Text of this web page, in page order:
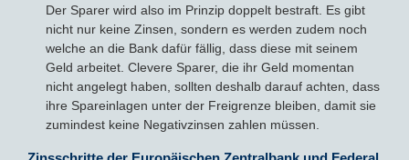
Der Sparer wird also im Prinzip doppelt bestraft. Es gibt
nicht nur keine Zinsen, sondern es werden zudem noch
welche an die Bank dafür fällig, dass diese mit seinem
Geld arbeitet. Clevere Sparer, die ihr Geld momentan
nicht angelegt haben, sollten deshalb darauf achten, dass
ihre Spareinlagen unter der Freigrenze bleiben, damit sie
zumindest keine Negativzinsen zahlen müssen.